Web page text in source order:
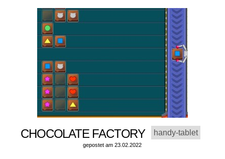
CHOCOLATE FACTORY handy-tablet
gepostet am 23.02.2022